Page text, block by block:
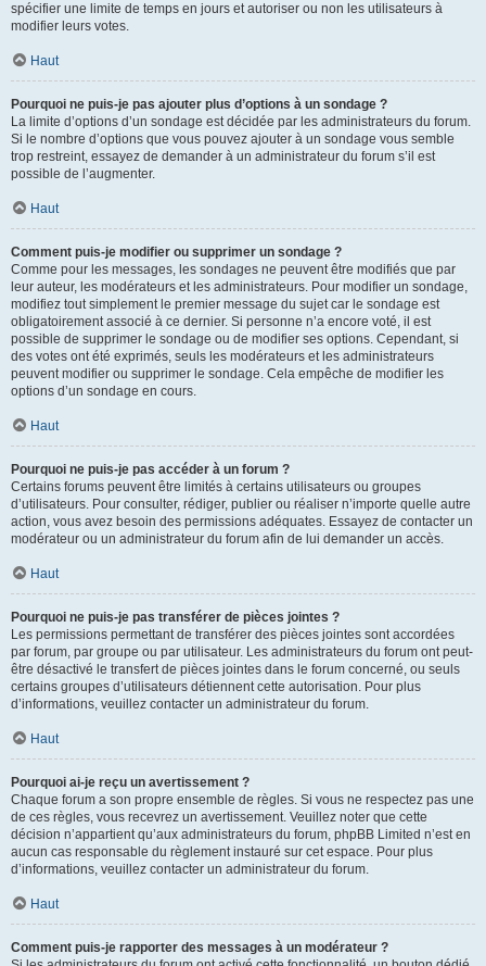
spécifier une limite de temps en jours et autoriser ou non les utilisateurs à
modifier leurs votes.
Haut
Pourquoi ne puis-je pas ajouter plus d’options à un sondage ?
La limite d’options d’un sondage est décidée par les administrateurs du forum.
Si le nombre d’options que vous pouvez ajouter à un sondage vous semble
trop restreint, essayez de demander à un administrateur du forum s’il est
possible de l’augmenter.
Haut
Comment puis-je modifier ou supprimer un sondage ?
Comme pour les messages, les sondages ne peuvent être modifiés que par
leur auteur, les modérateurs et les administrateurs. Pour modifier un sondage,
modifiez tout simplement le premier message du sujet car le sondage est
obligatoirement associé à ce dernier. Si personne n’a encore voté, il est
possible de supprimer le sondage ou de modifier ses options. Cependant, si
des votes ont été exprimés, seuls les modérateurs et les administrateurs
peuvent modifier ou supprimer le sondage. Cela empêche de modifier les
options d’un sondage en cours.
Haut
Pourquoi ne puis-je pas accéder à un forum ?
Certains forums peuvent être limités à certains utilisateurs ou groupes
d’utilisateurs. Pour consulter, rédiger, publier ou réaliser n’importe quelle autre
action, vous avez besoin des permissions adéquates. Essayez de contacter un
modérateur ou un administrateur du forum afin de lui demander un accès.
Haut
Pourquoi ne puis-je pas transférer de pièces jointes ?
Les permissions permettant de transférer des pièces jointes sont accordées
par forum, par groupe ou par utilisateur. Les administrateurs du forum ont peut-
être désactivé le transfert de pièces jointes dans le forum concerné, ou seuls
certains groupes d’utilisateurs détiennent cette autorisation. Pour plus
d’informations, veuillez contacter un administrateur du forum.
Haut
Pourquoi ai-je reçu un avertissement ?
Chaque forum a son propre ensemble de règles. Si vous ne respectez pas une
de ces règles, vous recevrez un avertissement. Veuillez noter que cette
décision n’appartient qu’aux administrateurs du forum, phpBB Limited n’est en
aucun cas responsable du règlement instauré sur cet espace. Pour plus
d’informations, veuillez contacter un administrateur du forum.
Haut
Comment puis-je rapporter des messages à un modérateur ?